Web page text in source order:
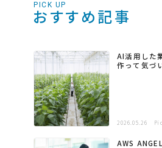
PICK UP
おすすめ記事
AI活用した
作って気づ
2026.05.26
AWS